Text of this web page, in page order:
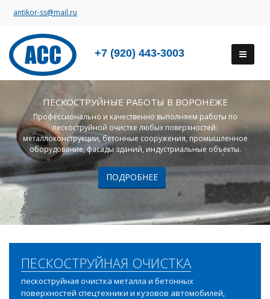
antikor-ss@mail.ru
+7 (920) 443-3003
ПЕСКОСТРУЙНЫЕ РАБОТЫ В ВОРОНЕЖЕ
Профессионально и качественно выполняем работы по
пескоструйной очистке любых поверхностей:
металлоконструкции, бетонные сооружения, промышленное
оборудование, фасады зданий, индустриальные объекты.
ПОДРОБНЕЕ
ПЕСКОСТРУЙНАЯ ОЧИСТКА
пескоструйная очистка металла и бетонных
поверхностей спецтехники и кузовов автомобилей,